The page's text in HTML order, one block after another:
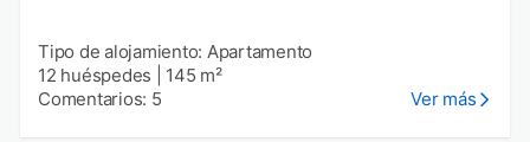
Tipo de alojamiento: Apartamento
12 huéspedes
145 m²
Comentarios: 5
Ver más